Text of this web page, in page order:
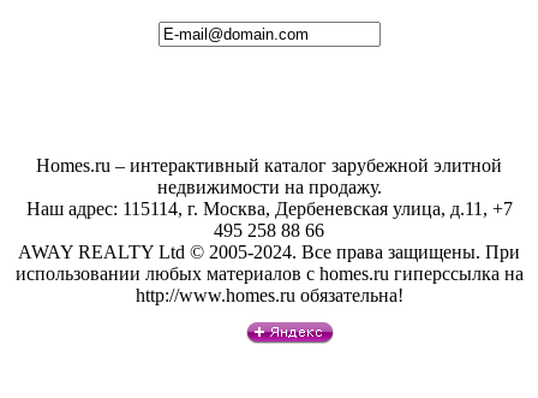
Homes.ru – интерактивный каталог зарубежной элитной
недвижимости на продажу.
Наш адрес: 115114, г. Москва, Дербеневская улица, д.11, +7
495 258 88 66
AWAY REALTY Ltd © 2005-2024. Все права защищены. При
использовании любых материалов с homes.ru гиперссылка на
http://www.homes.ru обязательна!